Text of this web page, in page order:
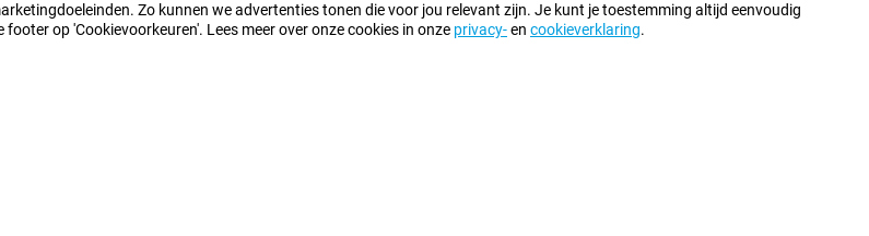
Zo kunnen we advertenties tonen die voor jou relevant zijn. Je kunt je toestemming altijd eenvoudig
op 'Cookievoorkeuren'. Lees meer over onze cookies in onze privacy-en cookieverklaring.